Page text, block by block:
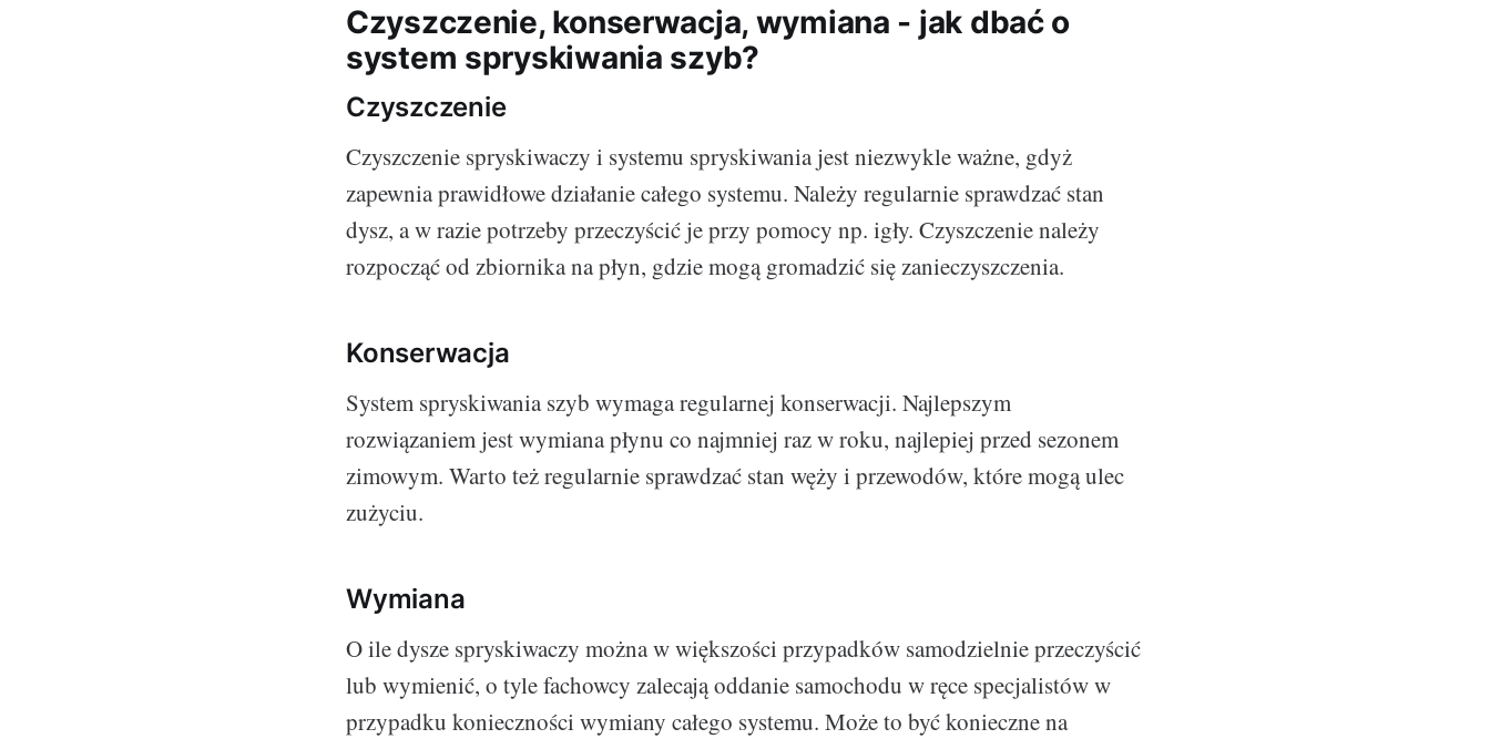
Czyszczenie, konserwacja, wymiana - jak dbać o
system spryskiwania szyb?
Czyszczenie
Czyszczenie spryskiwaczy i systemu spryskiwania jest niezwykle ważne, gdyż
zapewnia prawidłowe działanie całego systemu. Należy regularnie sprawdzać stan
dysz, a w razie potrzeby przeczyścić je przy pomocy np. igły. Czyszczenie należy
rozpocząć od zbiornika na płyn, gdzie mogą gromadzić się zanieczyszczenia.
Konserwacja
System spryskiwania szyb wymaga regularnej konserwacji. Najlepszym
rozwiązaniem jest wymiana płynu co najmniej raz w roku, najlepiej przed sezonem
zimowym. Warto też regularnie sprawdzać stan węży i przewodów, które mogą ulec
zużyciu.
Wymiana
O ile dysze spryskiwaczy można w większości przypadków samodzielnie przeczyścić
lub wymienić, o tyle fachowcy zalecają oddanie samochodu w ręce specjalistów w
przypadku konieczności wymiany całego systemu. Może to być konieczne na